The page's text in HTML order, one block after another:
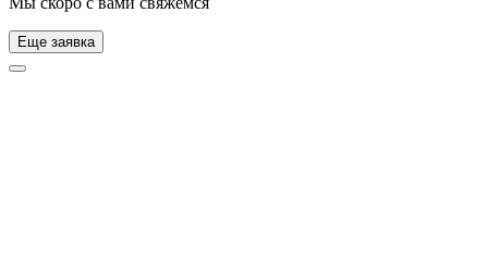
Еще заявка